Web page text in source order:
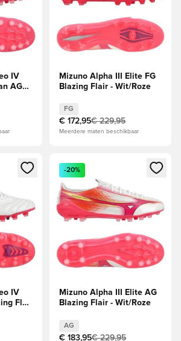
IV
AG
Mizuno Alpha III Elite FG
Blazing Flair - Wit/Roze
FG
€ 172,95€ 229,95
Meerdere maten beschikbaar
om in te loggen of je aan te melden als
IV
Flair
Opent een venster om in te
-20%
Mizuno Alpha III Elite AG
Blazing Flair - Wit/Roze
AG
€ 183,95€ 229,95